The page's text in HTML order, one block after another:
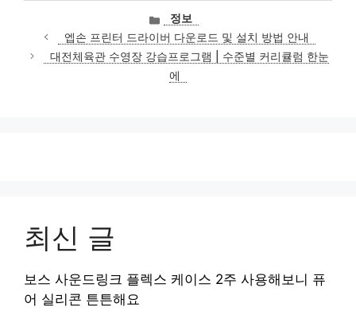
카
테
고
리
정보
엡손 프린터 드라이버 다운로드 및 설치 방법 안내
대전체육관 수영장 강습프로그램 | 수준별 커리큘럼 한눈
에
최신 글
보스 사운드링크 플렉스 케이스 2주 사용해보니 퓨
어 실리콘 튼튼해요